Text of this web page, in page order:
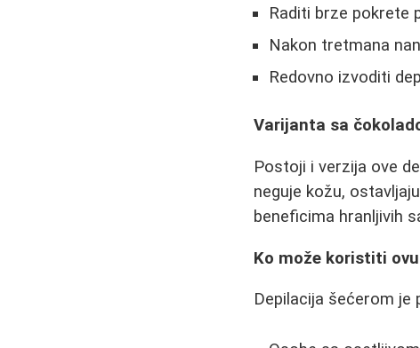
Raditi brze pokrete
Nakon tretmana
Redovno izvoditi
Varijanta sa
Postoji i verzija ove
neguje kožu,
beneficima hranljivih
Ko može koristiti
Depilacija šećerom je